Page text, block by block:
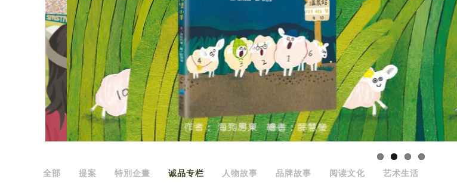
全部 提案 特別企畫 诚品专栏 人物故事 品牌故事 阅读文化 艺术生活